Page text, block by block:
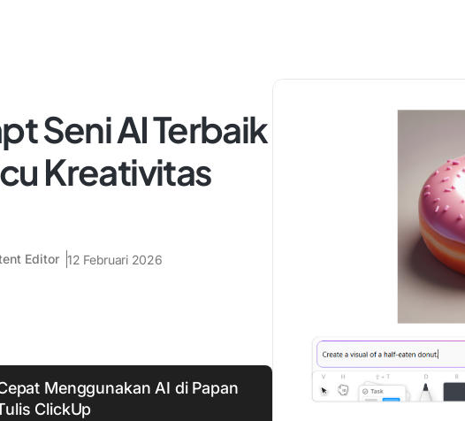
Seni AI Terbaik
Kreativitas
Editor 12 Februari 2026
Menggunakan AI di Papan
ClickUp